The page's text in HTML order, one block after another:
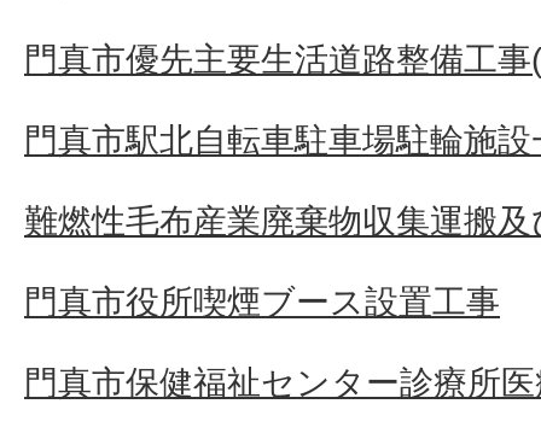
門真市優先主要生活道路整備工
門真市駅北自転車駐車場駐輪施
難燃性毛布産業廃棄物収集運搬
門真市役所喫煙ブース設置工事
門真市保健福祉センター診療所